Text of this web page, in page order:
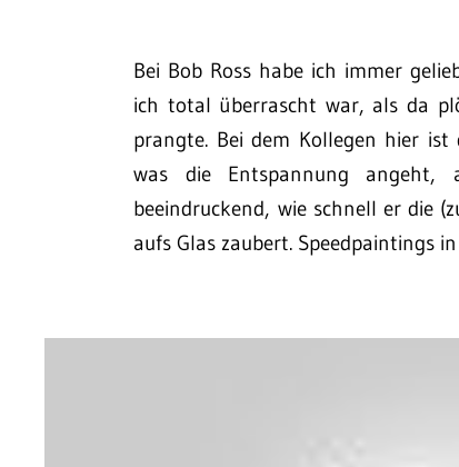
Bei Bob Ross habe ich immer
ich total überrascht war, als da
prangte. Bei dem Kollegen hier
was die Entspannung
beeindruckend, wie schnell er die
aufs Glas zaubert. Speedpaintings